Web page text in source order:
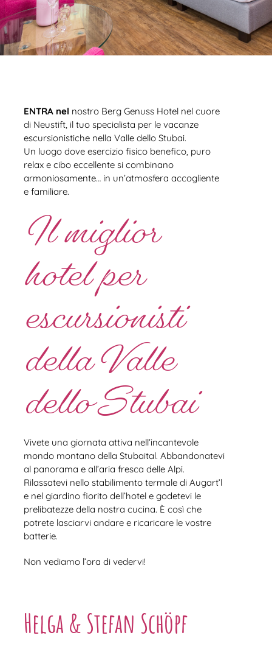
ENTRA nel nostro Berg Genuss Hotel nel cuore
di Neustift, il tuo specialista per le vacanze
escursionistiche nella Valle dello Stubai.
Un luogo dove esercizio fisico benefico, puro
relax e cibo eccellente si combinano
armoniosamente… in un’atmosfera accogliente
e familiare.
Il miglior
hotel per
escursionisti
della Valle
dello Stubai
Vivete una giornata attiva nell’incantevole
mondo montano della Stubaital. Abbandonatevi
al panorama e all’aria fresca delle Alpi.
Rilassatevi nello stabilimento termale di Augart’l
e nel giardino fiorito dell’hotel e godetevi le
prelibatezze della nostra cucina. È così che
potrete lasciarvi andare e ricaricare le vostre
batterie.
Non vediamo l’ora di vedervi!
Helga & Stefan Schöpf